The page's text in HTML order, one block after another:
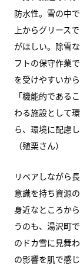
防水性。雪の中
上からグリース
がほしい。除雪
フトの保守作業
を受けやすいか
「機能的である
わる施設として
ら、環境に配慮
（殖栗さん）
リペアしながら
意識を持ち資源
身近なところか
うのも、湯沢町
のドカ雪に見舞
の影響を肌で感